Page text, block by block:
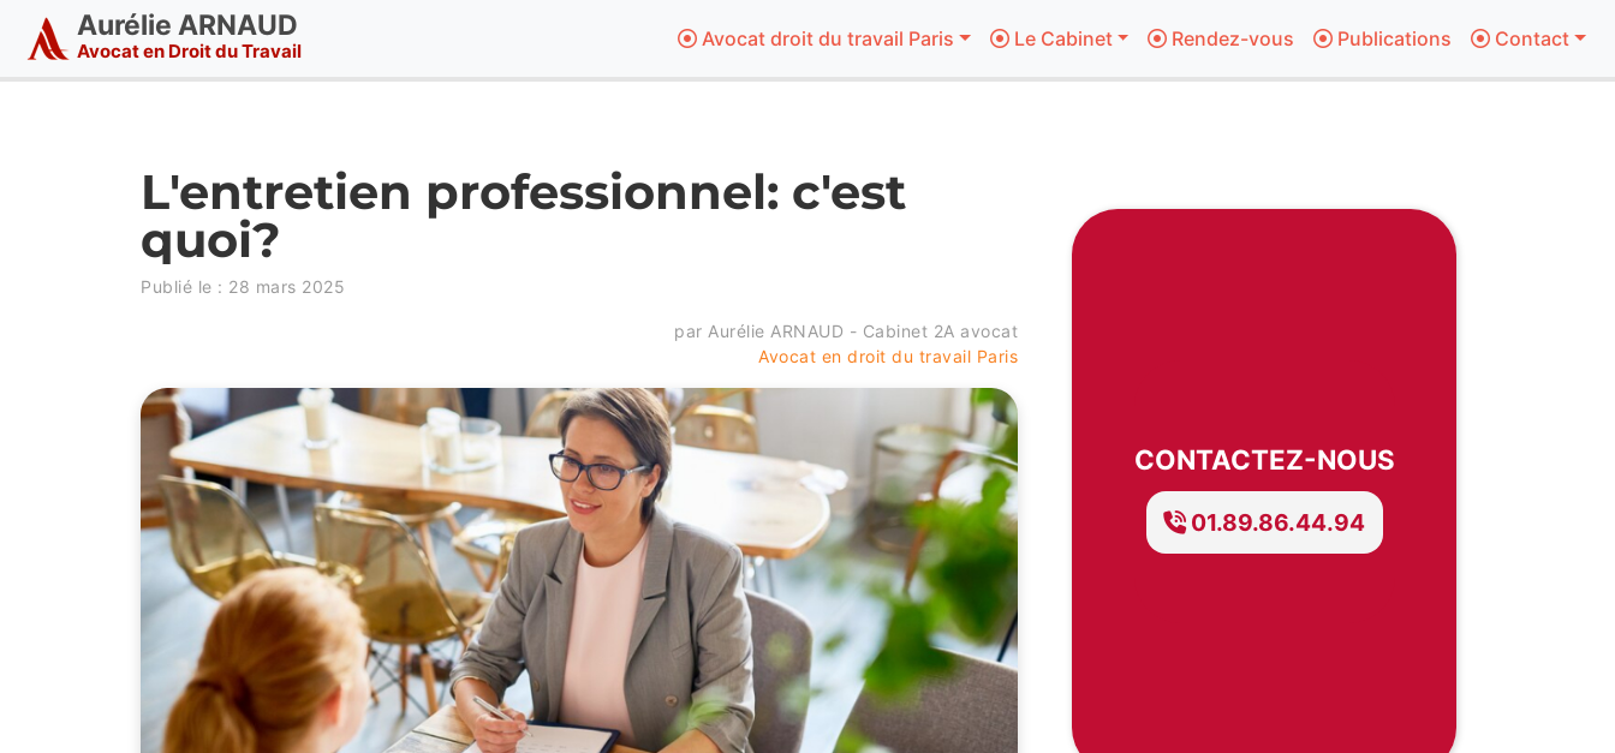
Aurélie ARNAUD
Avocat en Droit du Travail
Avocat droit du travail Paris Le Cabinet Rendez-vous Publications Contact
L'entretien professionnel: c'est
quoi?
Publié le : 28 mars 2025
par Aurélie ARNAUD - Cabinet 2A avocat
Avocat en droit du travail Paris
CONTACTEZ-NOUS
01.89.86.44.94